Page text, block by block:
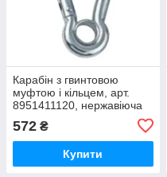
Карабін з гвинтовою
муфтою і кільцем, арт.
8951411120, нержавіюча
572 ₴
Купити